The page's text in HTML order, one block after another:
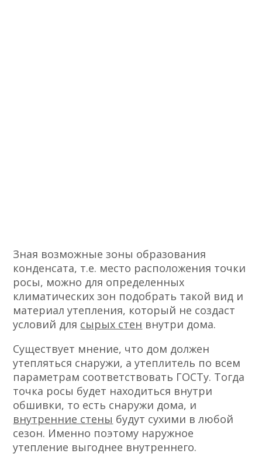
Зная возможные зоны образования
конденсата, т.е. место расположения точки
росы, можно для определенных
климатических зон подобрать такой вид и
материал утепления, который не создаст
условий для сырых стен внутри дома.
Существует мнение, что дом должен
утепляться снаружи, а утеплитель по всем
параметрам соответствовать ГОСТу. Тогда
точка росы будет находиться внутри
обшивки, то есть снаружи дома, и
внутренние стены будут сухими в любой
сезон. Именно поэтому наружное
утепление выгоднее внутреннего.